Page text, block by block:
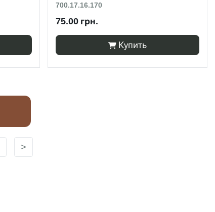
700.17.16.170
75.00 грн.
Купить
>